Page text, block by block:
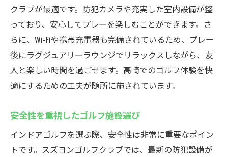
クラブが最適です。防犯カメラや充実した室内設備が整
っており、安心してプレーを楽しむことができます。さ
らに、Wi-Fiや携帯充電器も完備されているため、プレー
後にラグジュアリーラウンジでリラックスしながら、友
人と楽しい時間を過ごせます。高崎でのゴルフ体験を快
適にするための工夫が随所に施されています。
安全性を重視したゴルフ施設選び
インドアゴルフを選ぶ際、安全性は非常に重要なポイン
トです。スズヨンゴルフクラブでは、最新の防犯設備が